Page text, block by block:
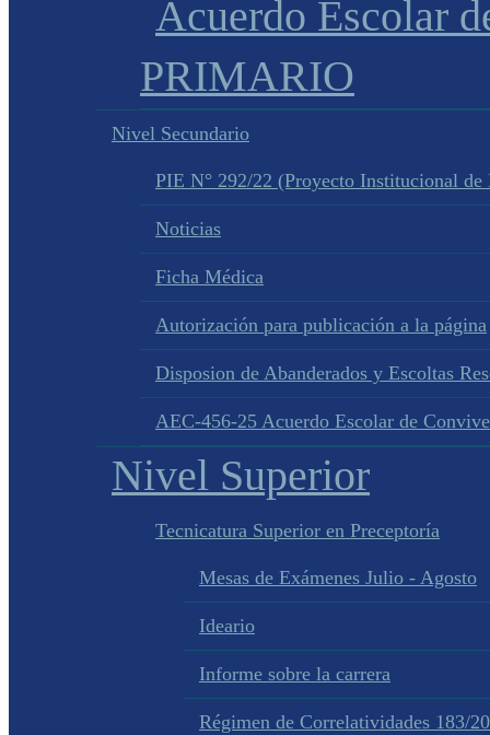
Acuerdo Escolar
PRIMARIO
Nivel Secundario
PIE N° 292/22 (Proyecto Institucional de
Noticias
Ficha Médica
Autorización para publicación a la página
Disposion de Abanderados y Escoltas
AEC-456-25 Acuerdo Escolar de
Nivel Superior
Tecnicatura Superior en Preceptoría
Mesas de Exámenes Julio - Agosto
Ideario
Informe sobre la carrera
Régimen de Correlatividades 183/